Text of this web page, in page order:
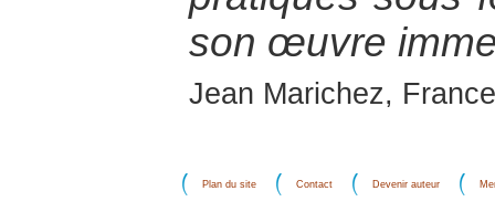
son œuvre
Jean Marichez,
Plan du site Contact Devenir auteur